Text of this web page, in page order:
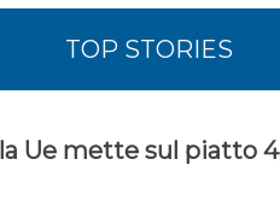
TOP STORIES
Ue mette sul piatto